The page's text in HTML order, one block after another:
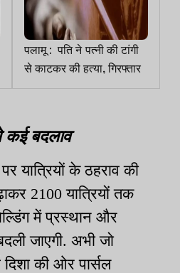
पलामू : पति ने पत्नी की टांगी
से काटकर की हत्या, गिरफ्तार
कई बदलाव
पर यात्रियों के ठहराव की
2100 यात्रियों तक
में प्रस्थान और
जाएगी. अभी जो
की ओर पार्सल